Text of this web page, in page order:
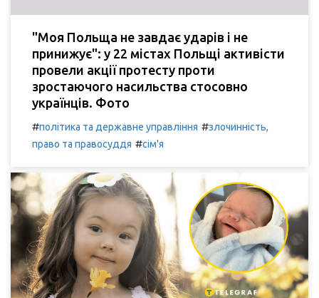
"Моя Польща не завдає ударів і не
принижує": у 22 містах Польщі активісти
провели акції протесту проти
зростаючого насильства стосовно
українців. Фото
#політика та державне управління #злочинність,
право та правосуддя #сім'я